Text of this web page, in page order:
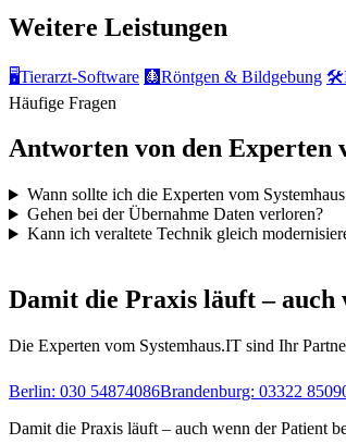
Weitere Leistungen
🖥️Tierarzt-Software 🩻Röntgen & Bildgebung 🛠️
Häufige Fragen
Antworten von den Experten
Wann sollte ich die Experten vom
Gehen bei der Übernahme Daten verloren?
Kann ich veraltete Technik gleich
Damit die Praxis läuft – auch
Die Experten vom Systemhaus.IT sind Ihr
Berlin: 030 54874086Brandenburg: 03322
Damit die Praxis läuft – auch wenn der Patient